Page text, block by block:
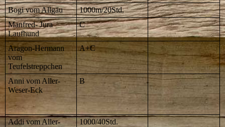
Bogi vom Allgäu
1000m/20Std.
Manfred- Jura
Laufhund
C
Aragon-Hermann
vom
Teufelstreppchen
A+C
Anni vom Aller-
Weser-Eck
B
Addi vom Aller-
1000/40Std.